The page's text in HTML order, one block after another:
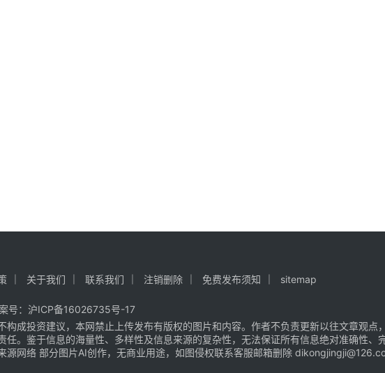
关于我们 联系我们 注销删除 免费发布须知 sitemap
： 沪ICP备16026735号-17
成投资建议，本网禁止上传发布有版权的图片和内容。作者不负责更新以往文章观点
。鉴于信息的海量性、多样性及信息来源的复杂性，无法保证所有信息绝对准确性、
网络 部分图片AI创作，无商业用途，如图侵权联系客服邮箱删除